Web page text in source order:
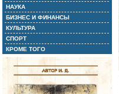
НАУКА
БИЗНЕС И ФИНАНСЫ
КУЛЬТУРА
СПОРТ
КРОМЕ ТОГО